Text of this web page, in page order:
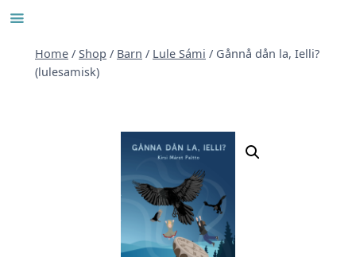
Skip
contentHome / Shop / Barn / Lule Sámi / Gånnå dån la, Ielli?
(lulesamisk)